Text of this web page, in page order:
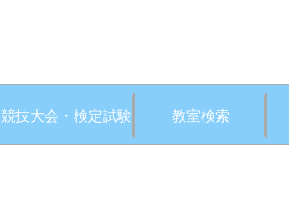
競技大会・検定試験 教室検索